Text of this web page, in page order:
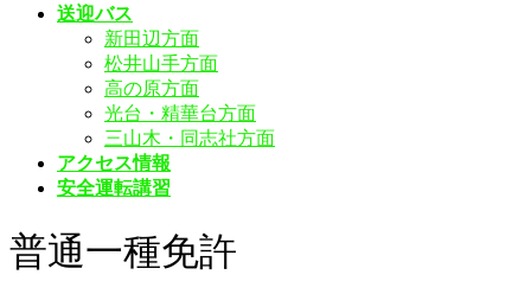
送迎バス
新田辺方面
松井山手方面
高の原方面
光台・精華台方面
三山木・同志社方面
アクセス情報
安全運転講習
普通一種免許